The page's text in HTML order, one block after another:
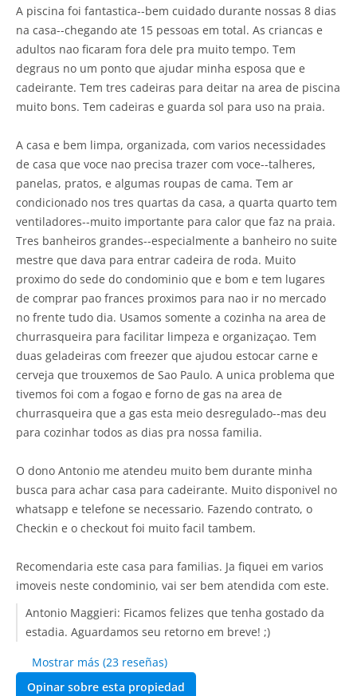
A piscina foi fantastica--bem cuidado durante nossas 8 dias
na casa--chegando ate 15 pessoas em total. As criancas e
adultos nao ficaram fora dele pra muito tempo. Tem
degraus no um ponto que ajudar minha esposa que e
cadeirante. Tem tres cadeiras para deitar na area de piscina
muito bons. Tem cadeiras e guarda sol para uso na praia.
A casa e bem limpa, organizada, com varios necessidades
de casa que voce nao precisa trazer com voce--talheres,
panelas, pratos, e algumas roupas de cama. Tem ar
condicionado nos tres quartas da casa, a quarta quarto tem
ventiladores--muito importante para calor que faz na praia.
Tres banheiros grandes--especialmente a banheiro no suite
mestre que dava para entrar cadeira de roda. Muito
proximo do sede do condominio que e bom e tem lugares
de comprar pao frances proximos para nao ir no mercado
no frente tudo dia. Usamos somente a cozinha na area de
churrasqueira para facilitar limpeza e organizaçao. Tem
duas geladeiras com freezer que ajudou estocar carne e
cerveja que trouxemos de Sao Paulo. A unica problema que
tivemos foi com a fogao e forno de gas na area de
churrasqueira que a gas esta meio desregulado--mas deu
para cozinhar todos as dias pra nossa familia.
O dono Antonio me atendeu muito bem durante minha
busca para achar casa para cadeirante. Muito disponivel no
whatsapp e telefone se necessario. Fazendo contrato, o
Checkin e o checkout foi muito facil tambem.
Recomendaria este casa para familias. Ja fiquei em varios
imoveis neste condominio, vai ser bem atendida com este.
Antonio Maggieri: Ficamos felizes que tenha gostado da
estadia. Aguardamos seu retorno em breve! ;)
Mostrar más (23 reseñas)
Opinar sobre esta propiedad